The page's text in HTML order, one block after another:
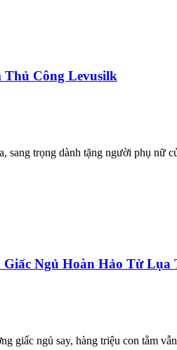
Thủ Công Levusilk
sang trọng dành tặng người phụ nữ
Ngủ Hoàn Hảo Từ Lụa
giấc ngủ say, hàng triệu con tằm